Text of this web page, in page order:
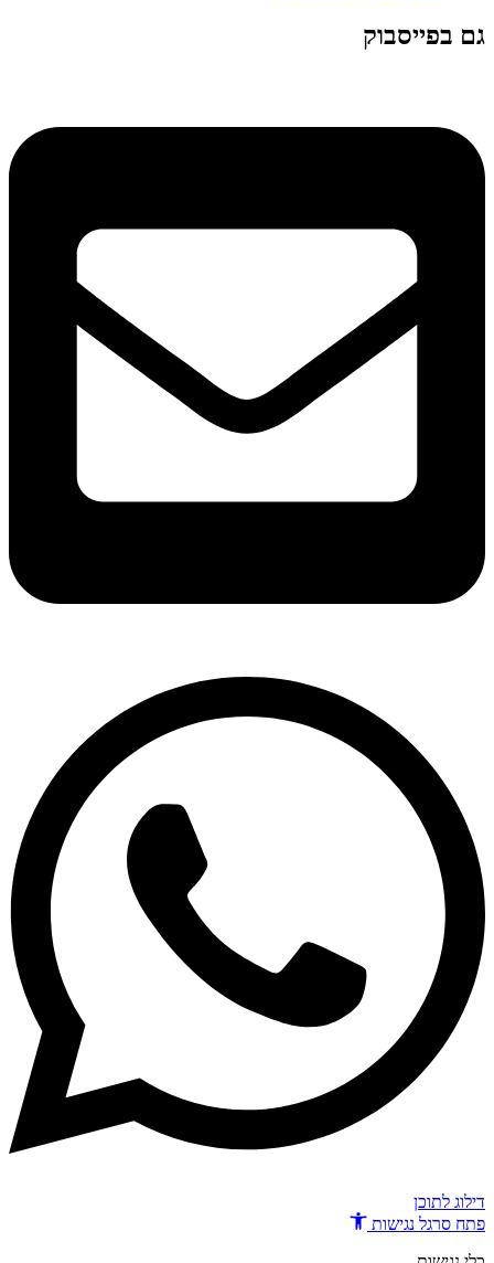
גם בפייסבוק
דילוג לתוכן
פתח סרגל נגישות